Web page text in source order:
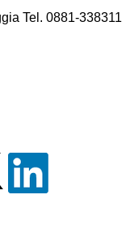
Tel. 0881-338311